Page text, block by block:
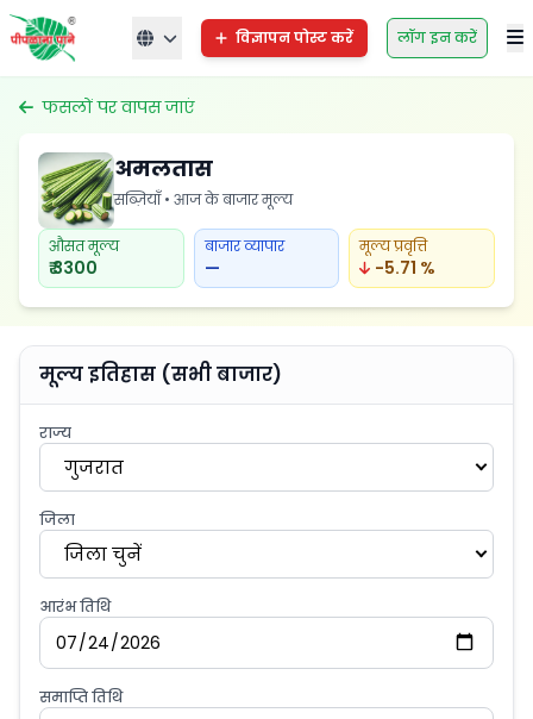
विज्ञापन पोस्ट करें लॉग इन करें
फसलों पर वापस जाएं
अमलतास
सब्ज़ियाँ • आज के बाजार मूल्य
औसत मूल्य
₹ 3300
बाजार व्यापार
—
मूल्य प्रवृत्ति
-5.71 %
मूल्य इतिहास (सभी बाजार)
राज्य
गुजरात
जिला
जिला चुनें
आरंभ तिथि
समाप्ति तिथि